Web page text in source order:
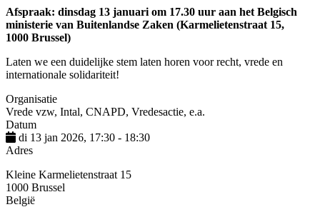
Afspraak: dinsdag 13 januari om 17.30 uur aan het Belgisch
ministerie van Buitenlandse Zaken (Karmelietenstraat 15,
1000 Brussel)
Laten we een duidelijke stem laten horen voor recht, vrede en
internationale solidariteit!
Organisatie
Vrede vzw, Intal, CNAPD, Vredesactie, e.a.
Datum
di 13 jan 2026, 17:30 - 18:30
Adres
Kleine Karmelietenstraat 15
1000 Brussel
België